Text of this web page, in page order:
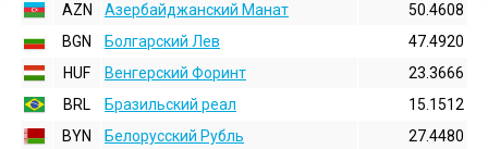
AZN
Азербайджанский Манат
50.4608
BGN
Болгарский Лев
47.4920
HUF
Венгерский Форинт
23.3666
BRL
Бразильский реал
15.1512
BYN
Белорусский Рубль
27.4480